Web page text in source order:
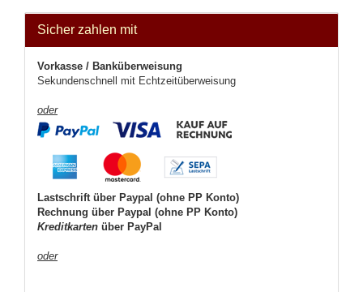
Sicher zahlen mit
Vorkasse / Banküberweisung
Sekundenschnell mit Echtzeitüberweisung
oder
Lastschrift über Paypal (ohne PP Konto)
Rechnung über Paypal (ohne PP Konto)
Kreditkarten über PayPal
oder